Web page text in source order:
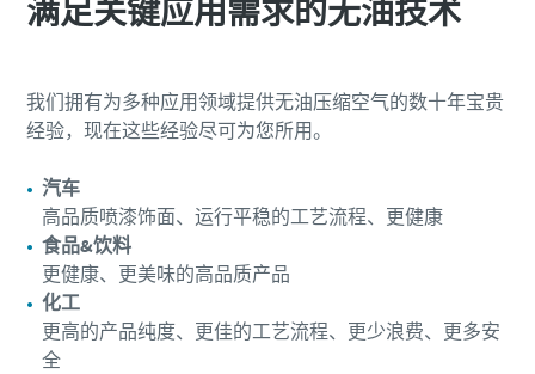
满足关键应用需求的无油技术
我们拥有为多种应用领域提供无油压缩空气的数十年宝贵
经验，现在这些经验尽可为您所用。
汽车
高品质喷漆饰面、运行平稳的工艺流程、更健康
食品&饮料
更健康、更美味的高品质产品
化工
更高的产品纯度、更佳的工艺流程、更少浪费、更多安
全